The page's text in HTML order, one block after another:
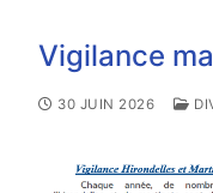
Vigilance
30 JUIN 2026